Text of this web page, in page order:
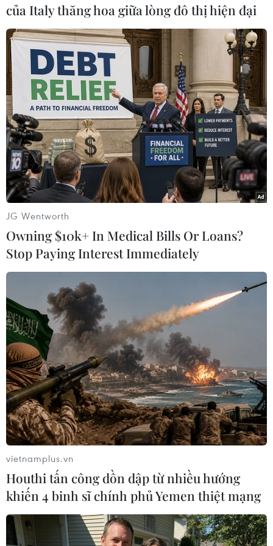
#Niger #sa mạc Sahara #thảm họa
#đời sống
#biên giới
Niger
Theo dõi VietnamPlus
TIN LIÊN QUAN
Khám phá cuộc sống nơi ốc đảo
trên sa mạc Sahara
Giữa vùng cát khắc nghiệt của sa mạc Sahara, các ốc
của Italy thăng hoa giữa lòng đô thị hiện đại
JG Wentworth
Owning $10k+ In Medical Bills Or Loans?
Stop Paying Interest Immediately
vietnamplus.vn
Houthi tấn công dồn dập từ nhiều hướng
khiến 4 binh sĩ chính phủ Yemen thiệt mạng